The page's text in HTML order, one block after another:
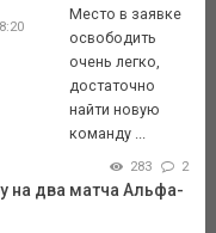
Место в заявке
освободить
очень легко,
достаточно
найти новую
команду ...
283 2
на два матча Альфа-